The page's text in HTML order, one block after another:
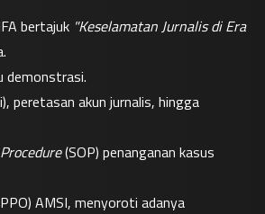
bertajuk "Keselamatan Jurnalis di Era
demonstrasi.
peretasan akun jurnalis, hingga
(SOP) penanganan kasus
AMSI, menyoroti adanya